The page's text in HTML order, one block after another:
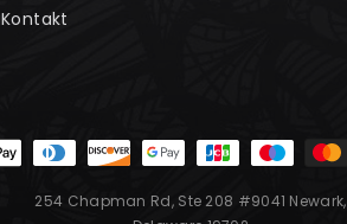
Kontakt
254 Chapman Rd, Ste 208 #9041 Newark,